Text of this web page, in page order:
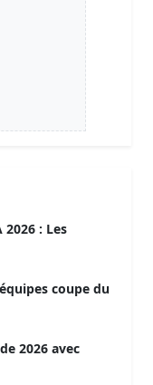
: Les
coupe du
2026 avec